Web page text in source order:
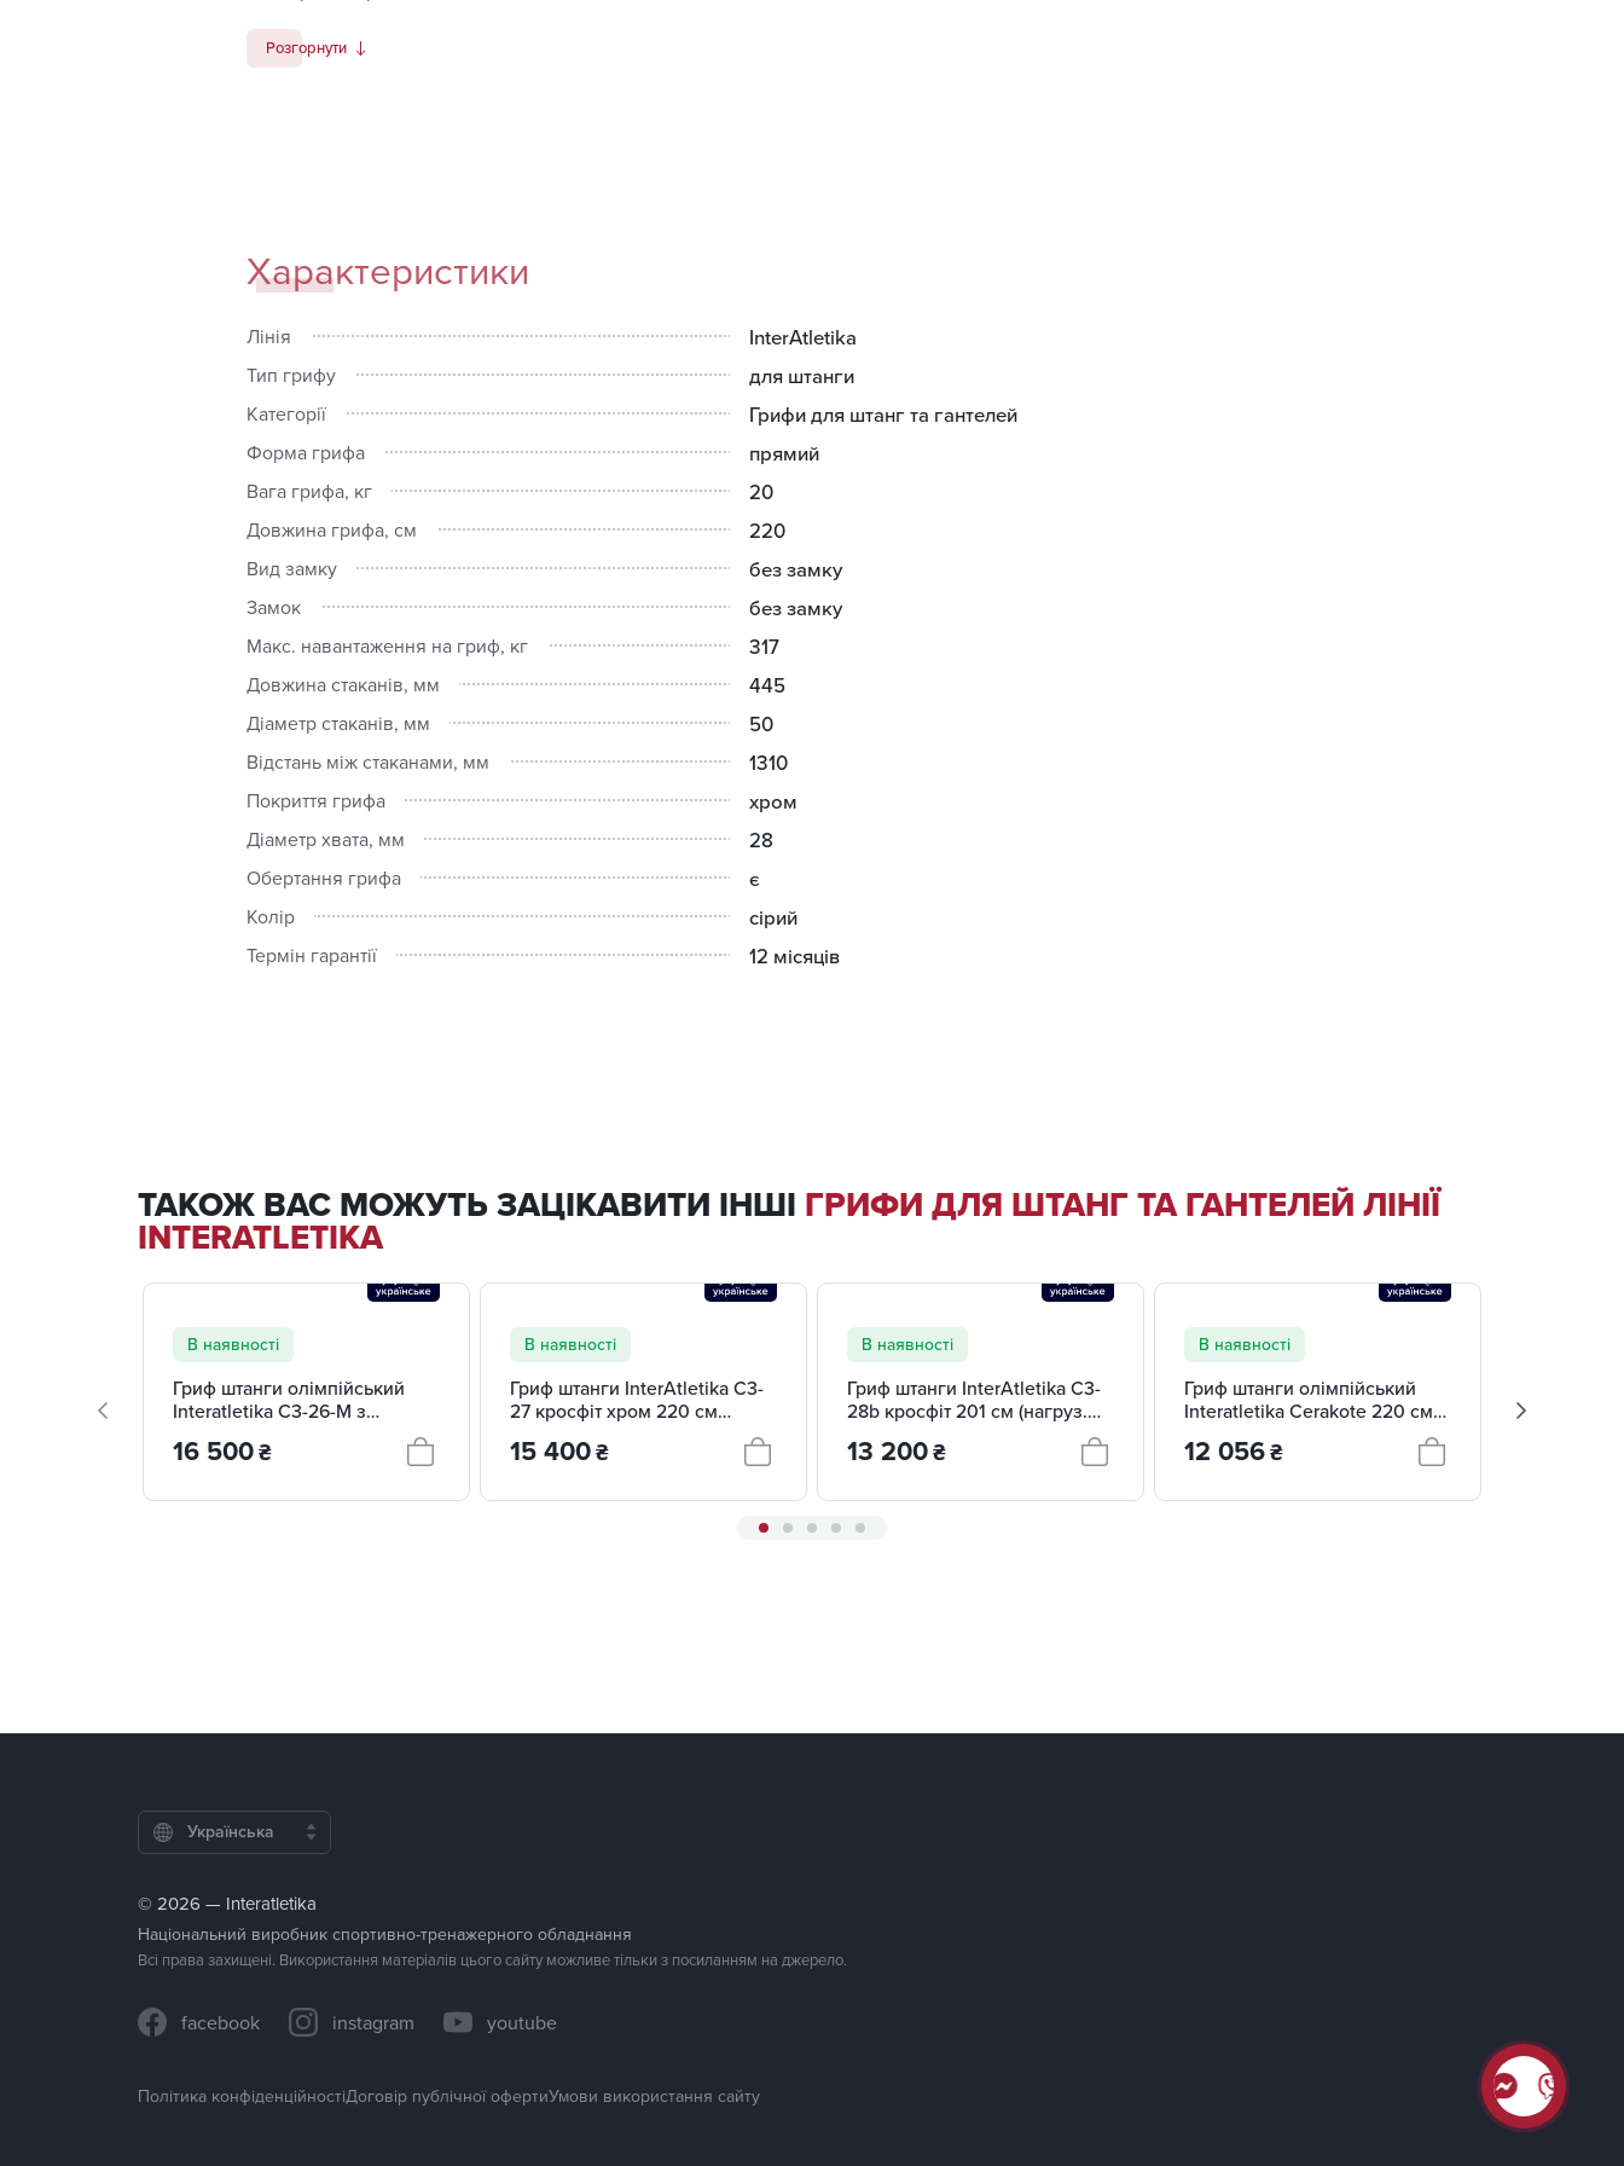
Діаметр: 50 мм
Розгорнути
Характеристики
Лінія InterAtletika
Тип грифу для штанги
Категорії Грифи для штанг та гантелей
Форма грифа прямий
Вага грифа, кг 20
Довжина грифа, см 220
Вид замку без замку
Замок без замку
Макс. навантаження на гриф, кг 317
Довжина стаканів, мм 445
Діаметр стаканів, мм 50
Відстань між стаканами, мм 1310
Покриття грифа хром
Діаметр хвата, мм 28
Обертання грифа є
Колір сірий
Термін гарантії 12 місяців
ТАКОЖ ВАС МОЖУТЬ ЗАЦІКАВИТИ ІНШІ ГРИФИ ДЛЯ ШТАНГ ТА ГАНТЕЛЕЙ ЛІНІЇ
INTERATLETIKA
В наявності
Гриф штанги олімпійський
Interatletika C3-26-M з
різбленням 220 см (навант.
600 кг) із замками
16 500₴
В наявності
Гриф штанги InterAtletika C3-
27 кросфіт хром 220 см
(навант. 680 кг) для чоловіків
15 400₴
В наявності
Гриф штанги InterAtletika C3-
28b кросфіт 201 см (нагруз.
13 200₴
В наявності
Гриф штанги олімпійський
Interatletika Cerakote 220 см
CB86
12 056₴
Українська
© 2026 — Interatletika
Національний виробник спортивно-тренажерного обладнання
Всі права захищені. Використання матеріалів цього сайту можливе тільки з посиланням на джерело.
facebook instagram youtube
Політика конфіденційностіДоговір публічної офертиУмови використання сайту